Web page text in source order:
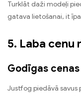
Turklāt daži modeļi
gatava lietošanai, it
5. Laba
Godīgas
Justfog piedāvā savus